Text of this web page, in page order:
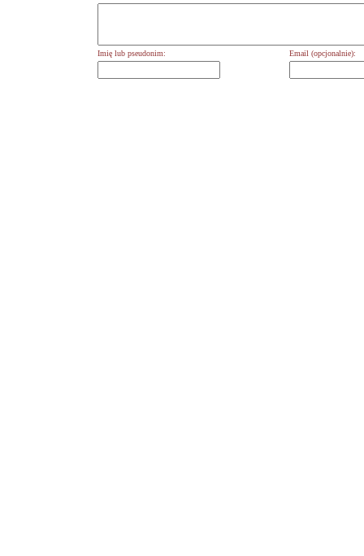
Imię lub pseudonim: Email (opcjonalnie):